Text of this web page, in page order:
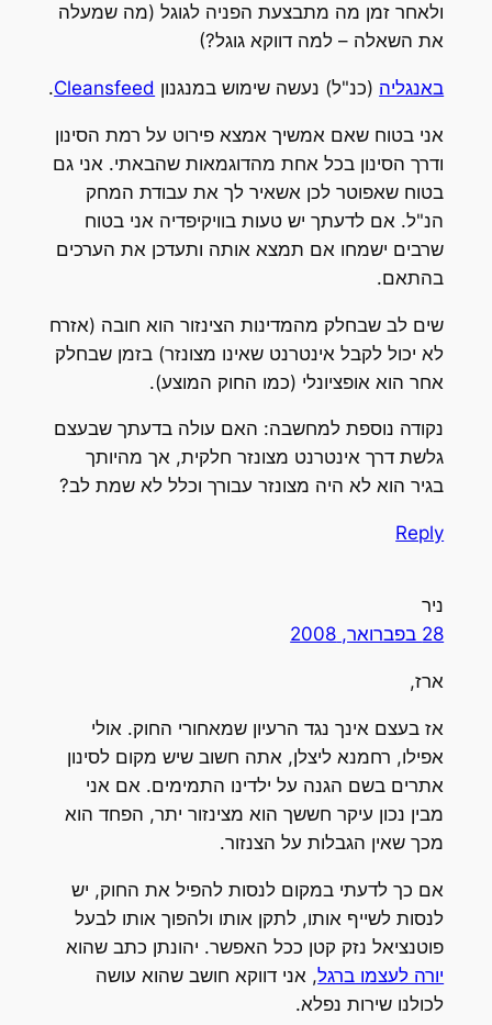
ולאחר זמן מה מתבצעת הפניה לגוגל (מה שמעלה
את השאלה – למה דווקא גוגל?)
באנגליה (כנ"ל) נעשה שימוש במנגנון Cleansfeed
.
אני בטוח שאם אמשיך אמצא פירוט על רמת הסינון
ודרך הסינון בכל אחת מהדוגמאות שהבאתי. אני גם
בטוח שאפוטר לכן אשאיר לך את עבודת המחק
הנ"ל. אם לדעתך יש טעות בוויקיפדיה אני בטוח
שרבים ישמחו אם תמצא אותה ותעדכן את הערכים
בהתאם.
שים לב שבחלק מהמדינות הצינזור הוא חובה (אזרח
לא יכול לקבל אינטרנט שאינו מצונזר) בזמן שבחלק
אחר הוא אופציונלי (כמו החוק המוצע).
נקודה נוספת למחשבה: האם עולה בדעתך שבעצם
גלשת דרך אינטרנט מצונזר חלקית, אך מהיותך
בגיר הוא לא היה מצונזר עבורך וכלל לא שמת לב?
Reply
ניר
28 בפברואר, 2008
ארז,
אז בעצם אינך נגד הרעיון שמאחורי החוק. אולי
אפילו, רחמנא ליצלן, אתה חשוב שיש מקום לסינון
אתרים בשם הגנה על ילדינו התמימים. אם אני
מבין נכון עיקר חששך הוא מצינזור יתר, הפחד הוא
מכך שאין הגבלות על הצנזור.
אם כך לדעתי במקום לנסות להפיל את החוק, יש
לנסות לשייף אותו, לתקן אותו ולהפוך אותו לבעל
פוטנציאל נזק קטן ככל האפשר. יהונתן כתב שהוא
יורה לעצמו ברגל, אני דווקא חושב שהוא עושה
לכולנו שירות נפלא.